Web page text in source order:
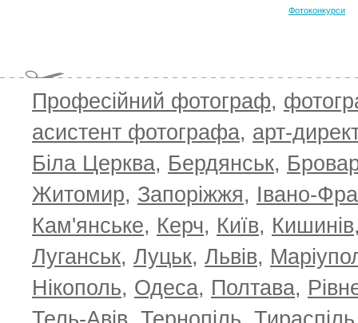
TOP 100 for May 2026 0 +6.59 ТОП 100
+4.30
Фотоконкурси
Професійний фотограф,
асистент фотографа, арт-
Біла Церква, Бердянськ,
Житомир, Запоріжжя, Івано-
Кам'янське, Керч, Київ, Кишинів
Луганськ, Луцьк, Львів,
Нікополь, Одеса, Полтава,